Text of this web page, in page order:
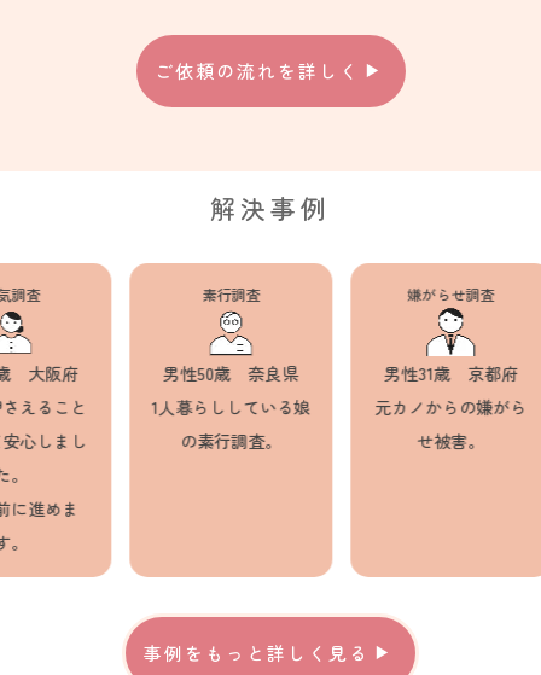
ご依頼の流れを詳しく
解決事例
阪府
ること
しまし
めま
素行調査
男性50歳 奈良県
1人暮らししている娘
の素行調査。
嫌がらせ調査
男性31歳 京都府
元カノからの嫌がら
せ被害。
事例をもっと詳しく見る